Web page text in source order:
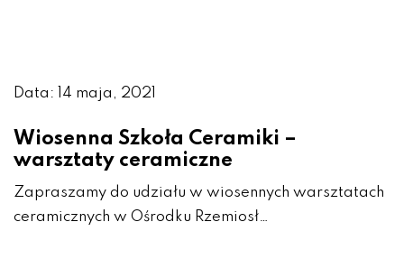
Data: 14 maja, 2021
Wiosenna Szkoła Ceramiki –
warsztaty ceramiczne
Zapraszamy do udziału w wiosennych warsztatach
ceramicznych w Ośrodku Rzemiosł…